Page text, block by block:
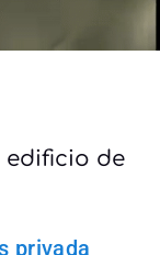
edificio de
privada